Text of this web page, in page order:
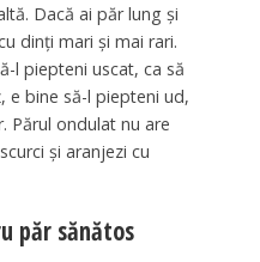
Dacă ai păr lung și
dinți mari și mai rari.
l piepteni uscat, ca să
e bine să-l piepteni ud,
Părul ondulat nu are
și aranjezi cu
păr sănătos